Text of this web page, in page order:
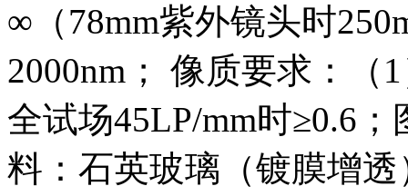
∞（78mm紫外镜头时
2000nm； 像质要求：（
全试场45LP/mm时≥0.6
料：石英玻璃（镀膜增